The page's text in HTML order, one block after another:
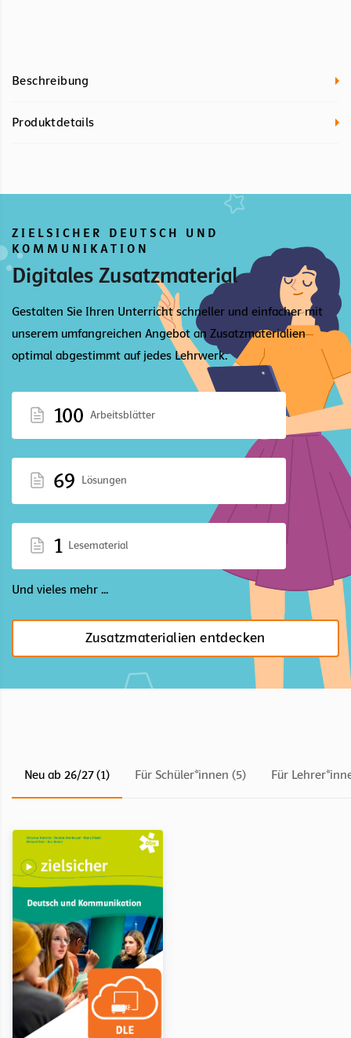
Beschreibung
Produktdetails
ZIELSICHER DEUTSCH UND
KOMMUNIKATION
Digitales Zusatzmaterial
Gestalten Sie Ihren Unterricht schneller und einfacher mit
unserem umfangreichen Angebot an Zusatzmaterialien
optimal abgestimmt auf jedes Lehrwerk.
100 Arbeitsblätter
69 Lösungen
1 Lesematerial
Und vieles mehr ...
Zusatzmaterialien entdecken
Neu ab 26/27 (1) Für Schüler*innen (5) Für